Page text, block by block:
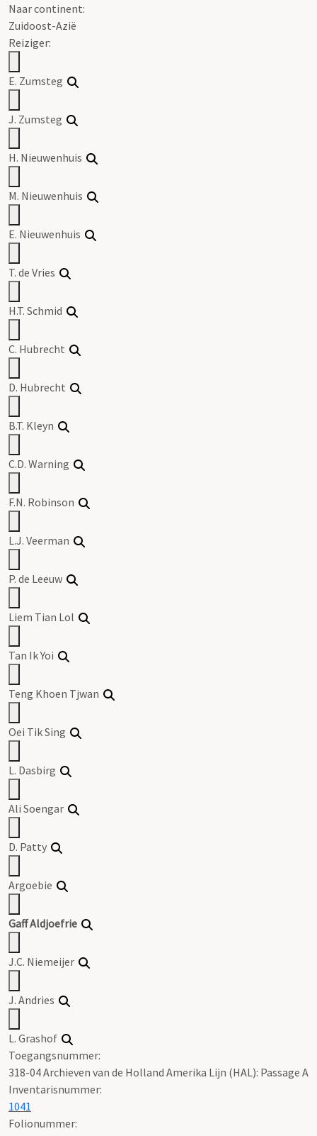
Naar continent:
Zuidoost-Azië
Reiziger:
E. Zumsteg
J. Zumsteg
H. Nieuwenhuis
M. Nieuwenhuis
E. Nieuwenhuis
T. de Vries
H.T. Schmid
C. Hubrecht
D. Hubrecht
B.T. Kleyn
C.D. Warning
F.N. Robinson
L.J. Veerman
P. de Leeuw
Liem Tian Lol
Tan Ik Yoi
Teng Khoen Tjwan
Oei Tik Sing
L. Dasbirg
Ali Soengar
D. Patty
Argoebie
Gaff Aldjoefrie
J.C. Niemeijer
J. Andries
L. Grashof
Toegangsnummer:
318-04 Archieven van de Holland Amerika Lijn (HAL): Passage A
Inventarisnummer:
1041
Folionummer: